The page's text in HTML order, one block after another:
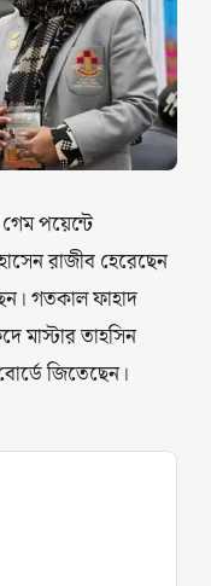
পয়েন্টে
রাজীব হেরেছেন
গতকাল ফাহাদ
মাস্টার তাহসিন
জিতেছেন।